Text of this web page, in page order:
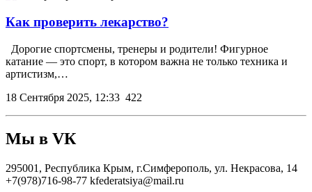
Как проверить лекарство?
Дорогие спортсмены, тренеры и родители! Фигурное
катание — это спорт, в котором важна не только техника и
артистизм,…
18 Сентября 2025, 12:33 422
Мы в VК
295001, Республика Крым, г.Симферополь, ул. Некрасова, 14
+7(978)716-98-77 kfederatsiya@mail.ru